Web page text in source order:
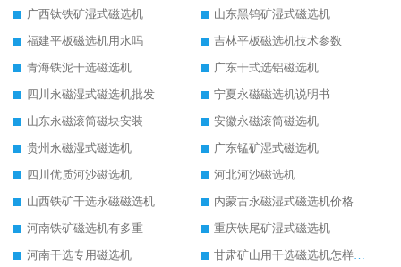
广西钛铁矿湿式磁选机
山东黑钨矿湿式磁选机
福建平板磁选机用水吗
吉林平板磁选机技术参数
青海铁泥干选磁选机
广东干式选铝磁选机
四川永磁湿式磁选机批发
宁夏永磁磁选机说明书
山东永磁滚筒磁块安装
安徽永磁滚筒磁选机
贵州永磁湿式磁选机
广东锰矿湿式磁选机
四川优质河沙磁选机
河北河沙磁选机
山西铁矿干选永磁磁选机
内蒙古永磁湿式磁选机价格
河南铁矿磁选机有多重
重庆铁尾矿湿式磁选机
河南干选专用磁选机
甘肃矿山用干选磁选机怎样调磁